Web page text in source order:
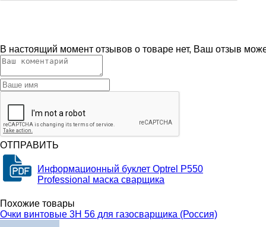
В настоящий момент отзывов о товаре нет, Ваш отзыв
ОТПРАВИТЬ
Информационный буклет Optrel P550
Professional маска сварщика
Похожие товары
Очки винтовые 3Н 56 для газосварщика (Россия)